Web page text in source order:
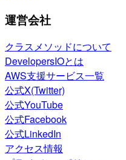
運営会社
クラスメソッドについて
DevelopersIOとは
AWS支援サービス一覧
公式X(Twitter)
公式YouTube
公式Facebook
公式LinkedIn
アクセス情報